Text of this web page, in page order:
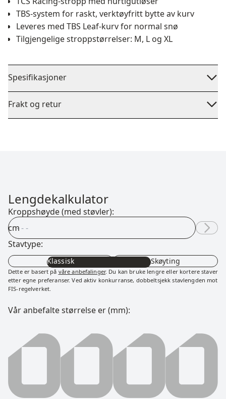
TBS-system for raskt, verktøyfritt bytte av kurv
Leveres med TBS Leaf-kurv for normal snø
Tilgjengelige stroppstørrelser: M, L og XL
Spesifikasjoner
Frakt og retur
Lengdekalkulator
Kroppshøyde (med støvler):
cm
Stavtype:
Klassisk Skøyting
Dette er basert på våre anbefalinger. Du kan bruke lengre eller kortere staver
etter egne preferanser. Ved aktiv konkurranse, dobbeltsjekk stavlengden mot
FIS-regelverket.
Vår anbefalte størrelse er (mm):
0000 millimeter